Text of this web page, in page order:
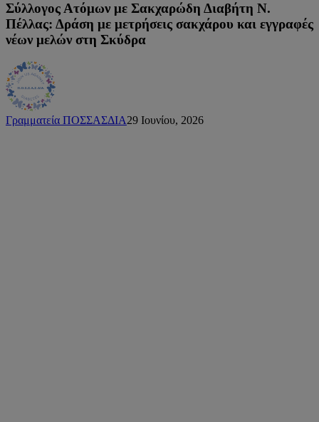
Σύλλογος Ατόμων με Σακχαρώδη Διαβήτη Ν.
Πέλλας: Δράση με μετρήσεις σακχάρου και εγγραφές
νέων μελών στη Σκύδρα
Γραμματεία ΠΟΣΣΑΣΔΙΑ29 Ιουνίου, 2026